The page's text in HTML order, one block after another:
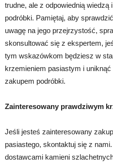
trudne, ale z odpowiednią
podróbki. Pamiętaj, aby
uwagę na jego przejrzystość,
skonsultować się z ekspertem,
tym wskazówkom będziesz w
krzemieniem pasiastym i
zakupem podróbki.
Zainteresowany prawdziwym
Jeśli jesteś zainteresowany
pasiastego, skontaktuj się z
dostawcami kamieni